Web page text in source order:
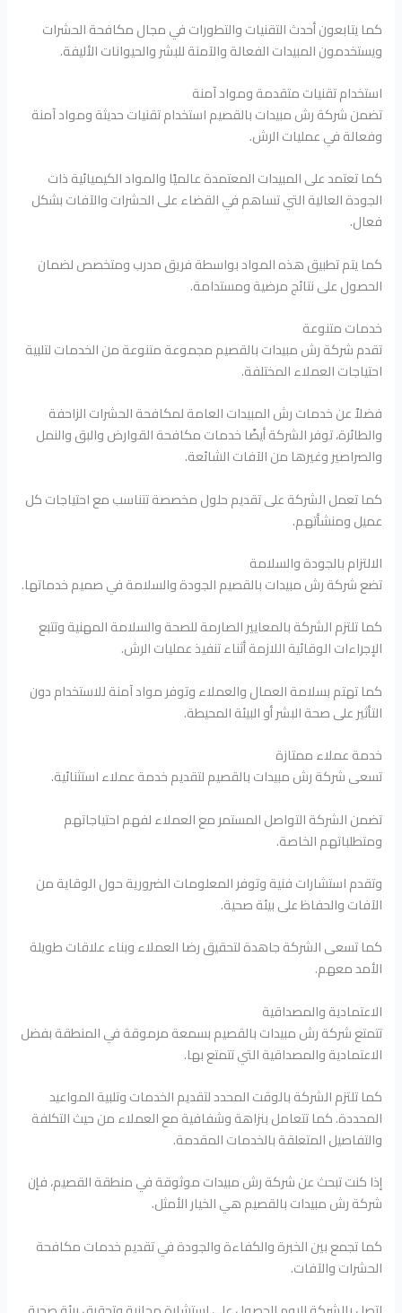
كما يتابعون أحدث التقنيات والتطورات في مجال مكافحة الحشرات
ويستخدمون المبيدات الفعالة والآمنة للبشر والحيوانات الأليفة.
استخدام تقنيات متقدمة ومواد آمنة
تضمن شركة رش مبيدات بالقصيم استخدام تقنيات حديثة ومواد آمنة
وفعالة في عمليات الرش.
كما تعتمد على المبيدات المعتمدة عالميًا والمواد الكيميائية ذات
الجودة العالية التي تساهم في القضاء على الحشرات والآفات بشكل
فعال.
كما يتم تطبيق هذه المواد بواسطة فريق مدرب ومتخصص لضمان
الحصول على نتائج مرضية ومستدامة.
خدمات متنوعة
تقدم شركة رش مبيدات بالقصيم مجموعة متنوعة من الخدمات لتلبية
احتياجات العملاء المختلفة.
فضلاً عن خدمات رش المبيدات العامة لمكافحة الحشرات الزاحفة
والطائرة، توفر الشركة أيضًا خدمات مكافحة القوارض والبق والنمل
والصراصير وغيرها من الآفات الشائعة.
كما تعمل الشركة على تقديم حلول مخصصة تتناسب مع احتياجات كل
عميل ومنشأتهم.
الالتزام بالجودة والسلامة
تضع شركة رش مبيدات بالقصيم الجودة والسلامة في صميم خدماتها.
كما تلتزم الشركة بالمعايير الصارمة للصحة والسلامة المهنية وتتبع
الإجراءات الوقائية اللازمة أثناء تنفيذ عمليات الرش.
كما تهتم بسلامة العمال والعملاء وتوفر مواد آمنة للاستخدام دون
التأثير على صحة البشر أو البيئة المحيطة.
خدمة عملاء ممتازة
تسعى شركة رش مبيدات بالقصيم لتقديم خدمة عملاء استثنائية.
تضمن الشركة التواصل المستمر مع العملاء لفهم احتياجاتهم
ومتطلباتهم الخاصة.
وتقدم استشارات فنية وتوفر المعلومات الضرورية حول الوقاية من
الآفات والحفاظ على بيئة صحية.
كما تسعى الشركة جاهدة لتحقيق رضا العملاء وبناء علاقات طويلة
الأمد معهم.
الاعتمادية والمصداقية
تتمتع شركة رش مبيدات بالقصيم بسمعة مرموقة في المنطقة بفضل
الاعتمادية والمصداقية التي تتمتع بها.
كما تلتزم الشركة بالوقت المحدد لتقديم الخدمات وتلبية المواعيد
المحددة. كما تتعامل بنزاهة وشفافية مع العملاء من حيث التكلفة
والتفاصيل المتعلقة بالخدمات المقدمة.
إذا كنت تبحث عن شركة رش مبيدات موثوقة في منطقة القصيم، فإن
شركة رش مبيدات بالقصيم هي الخيار الأمثل.
كما تجمع بين الخبرة والكفاءة والجودة في تقديم خدمات مكافحة
الحشرات والآفات.